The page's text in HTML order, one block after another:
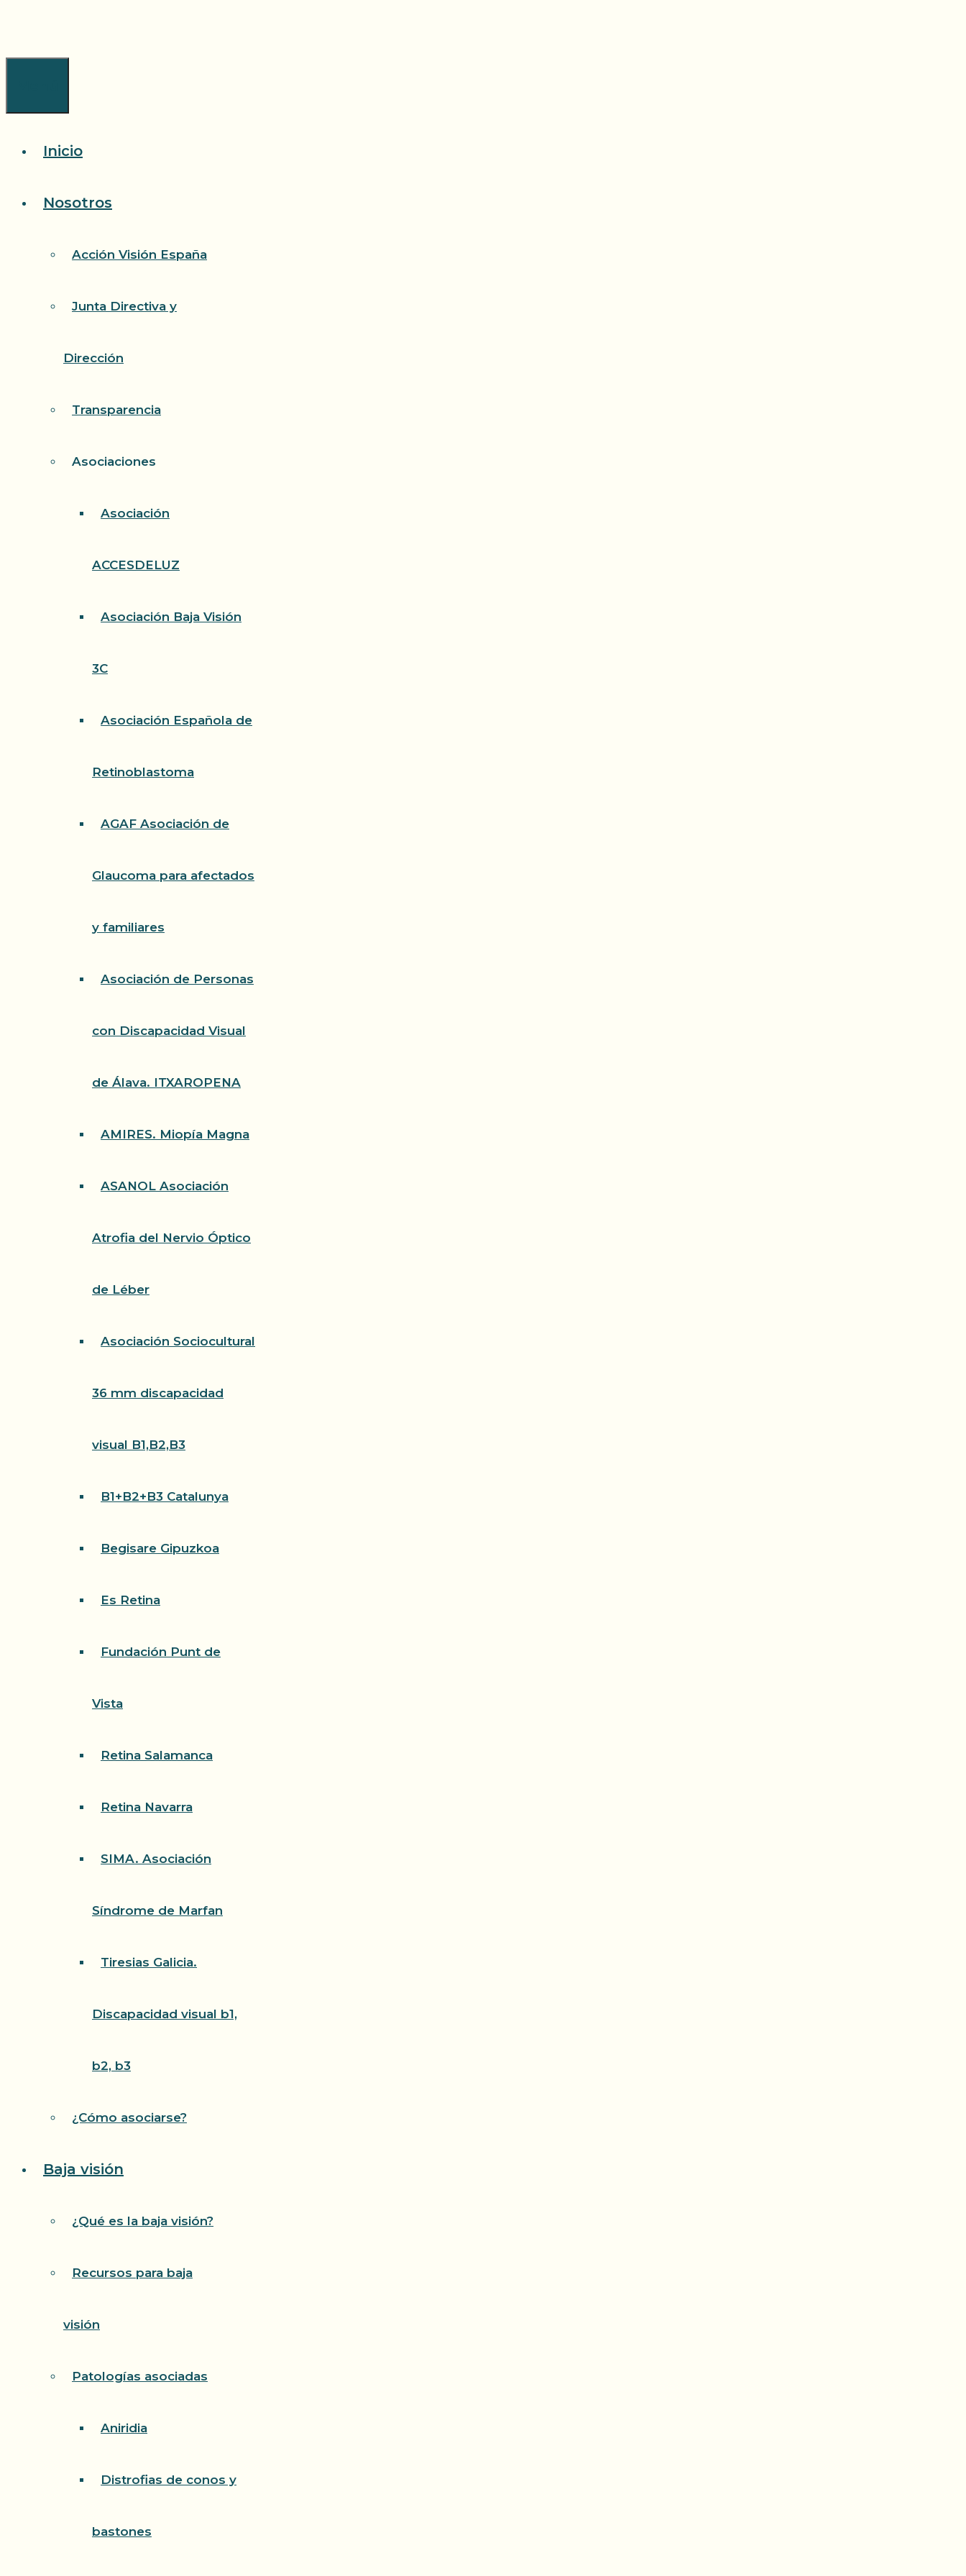
Inicio
Nosotros
Acción Visión España
Junta Directiva y
Dirección
Transparencia
Asociaciones
Asociación
ACCESDELUZ
Asociación Baja Visión
3C
Asociación Española de
Retinoblastoma
AGAF Asociación de
Glaucoma para afectados
y familiares
Asociación de Personas
con Discapacidad Visual
de Álava. ITXAROPENA
AMIRES. Miopía Magna
ASANOL Asociación
Atrofia del Nervio Óptico
de Léber
Asociación Sociocultural
36 mm discapacidad
visual B1,B2,B3
B1+B2+B3 Catalunya
Begisare Gipuzkoa
Es Retina
Fundación Punt de
Vista
Retina Salamanca
Retina Navarra
SIMA. Asociación
Síndrome de Marfan
Tiresias Galicia.
Discapacidad visual b1,
b2, b3
¿Cómo asociarse?
Baja visión
¿Qué es la baja visión?
Recursos para baja
visión
Patologías asociadas
Aniridia
Distrofias de conos y
bastones